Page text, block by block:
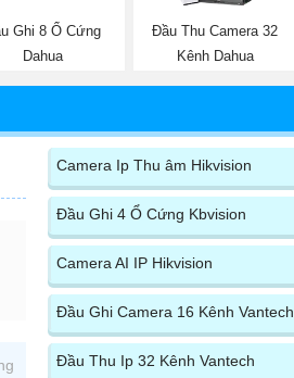
Ghi 8 Ổ Cứng
Dahua
Đầu Thu Camera 32
Kênh Dahua
Camera Ip Thu âm Hikvision
Đầu Ghi 4 Ổ Cứng Kbvision
Camera AI IP Hikvision
Đầu Ghi Camera 16 Kênh Vantech
Đầu Thu Ip 32 Kênh Vantech